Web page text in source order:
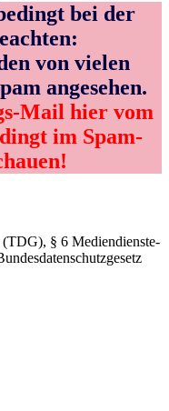
bei der
von vielen
angesehen.
Mail hier vom
im Spam-
(TDG), § 6 Mediendienste-